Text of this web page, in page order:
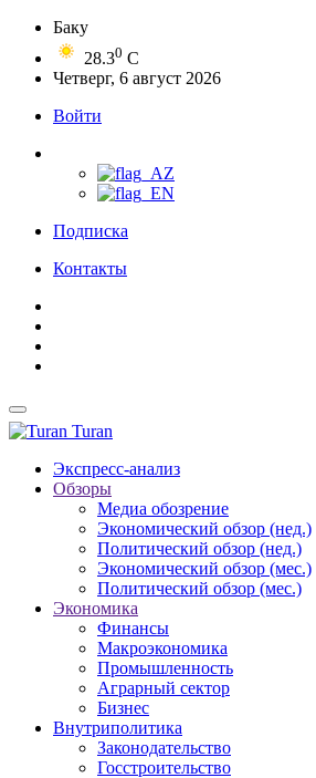
Баку
28.30 C
Четверг, 6 август 2026
Войти
Подписка
Контакты
Turan
Экспресс-анализ
Обзоры
Медиа обозрение
Экономический обзор (нед.)
Политический обзор (нед.)
Экономический обзор (мес.)
Политический обзор (мес.)
Экономика
Финансы
Макроэкономика
Промышленность
Аграрный сектор
Бизнес
Внутриполитика
Законодательство
Госстроительство